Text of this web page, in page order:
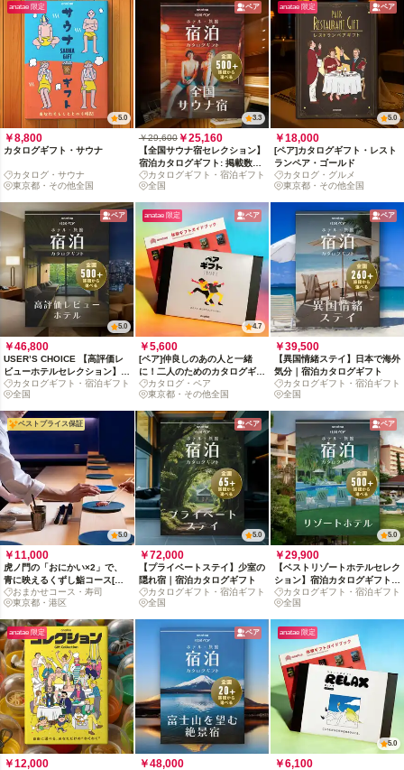
anatae 限定
5.0
￥8,800
カタログギフト・サウナ
カタログ・サウナ
東京都・その他全国
ペア
3.3
￥29,600￥25,160
【全国サウナ宿セレクション】
宿泊カタログギフト: 掲載数
500+施設〜
カタログギフト・宿泊ギフト
全国
anatae 限定 ペア
5.0
￥18,000
[ペア]カタログギフト・レスト
ランペア・ゴールド
カタログ・グルメ
東京都・その他全国
ペア
5.0
￥46,800
USER’S CHOICE 【高評価レ
ビューホテルセレクション】宿
泊カタログギフト: 掲載数
500+施設〜
カタログギフト・宿泊ギフト
全国
anatae 限定 ペア
4.7
￥5,600
[ペア]仲良しのあの人と一緒
に！二人のためのカタログギフ
トカタログ・ペア
東京都・その他全国
ペア
￥39,500
【異国情緒ステイ】日本で海外
気分｜宿泊カタログギフト
カタログギフト・宿泊ギフト
全国
ベストプライス保証
5.0
￥11,000
虎ノ門の「おにかい×2」で、
青に映えるくずし鮨コース[月
火水20時半限定]
おまかせコース・寿司
東京都・港区
ペア
5.0
￥72,000
【プライベートステイ】少室の
隠れ宿｜宿泊カタログギフト
カタログギフト・宿泊ギフト
全国
ペア
5.0
￥29,900
【ベストリゾートホテルセレク
ション】宿泊カタログギフト:
掲載数 500+施設〜
カタログギフト・宿泊ギフト
全国
anatae 限定
￥12,000
ペア
￥48,000
anatae 限定
5.0
￥6,100